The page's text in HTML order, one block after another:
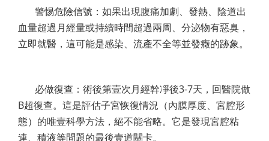
警惕危險信號：如果出現腹痛加劇、發熱、陰道出
血量超過月經量或持續時間超過兩周、分泌物有惡臭，
立即就醫，這可能是感染、流產不全等並發癥的跡象。
必做復查：術後第壹次月經幹凈後3-7天，回醫院做
B超復查。這是評估子宮恢復情況（內膜厚度、宮腔形
態）的唯壹科學方法，絕不能省略。它是發現宮腔粘
連、積液等問題的最後壹道關卡。